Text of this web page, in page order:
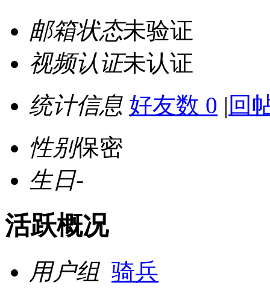
邮箱状态未验证
视频认证未认证
统计信息 好友数 0 | 回
性别保密
生日-
活跃概况
用户组 骑兵